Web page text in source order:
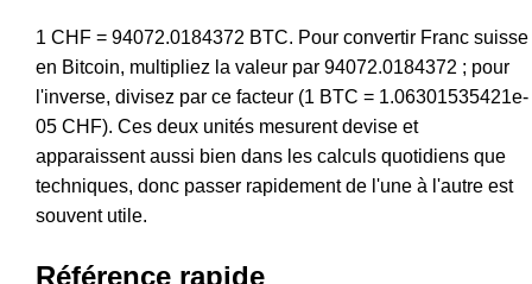
1 CHF = 94072.0184372 BTC. Pour convertir Franc suisse
en Bitcoin, multipliez la valeur par 94072.0184372 ; pour
l'inverse, divisez par ce facteur (1 BTC = 1.06301535421e-
05 CHF). Ces deux unités mesurent devise et
apparaissent aussi bien dans les calculs quotidiens que
techniques, donc passer rapidement de l'une à l'autre est
souvent utile.
Référence rapide